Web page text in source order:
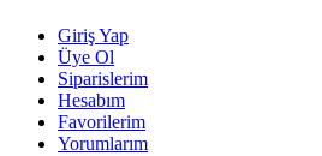
Giriş Yap
Üye Ol
Siparislerim
Hesabım
Favorilerim
Yorumlarım